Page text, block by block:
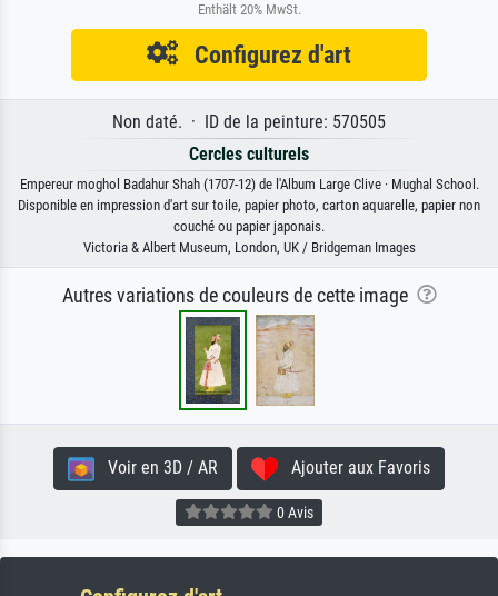
Enthält 20% MwSt.
Configurez d'art
Non daté. · ID de la peinture: 570505
Cercles culturels
Empereur moghol Badahur Shah (1707-12) de l'Album Large Clive · Mughal School.
Disponible en impression d'art sur toile, papier photo, carton aquarelle, papier non
couché ou papier japonais.
Victoria & Albert Museum, London, UK / Bridgeman Images
Autres variations de couleurs de cette image
Voir en 3D / AR Ajouter aux Favoris
0 Avis